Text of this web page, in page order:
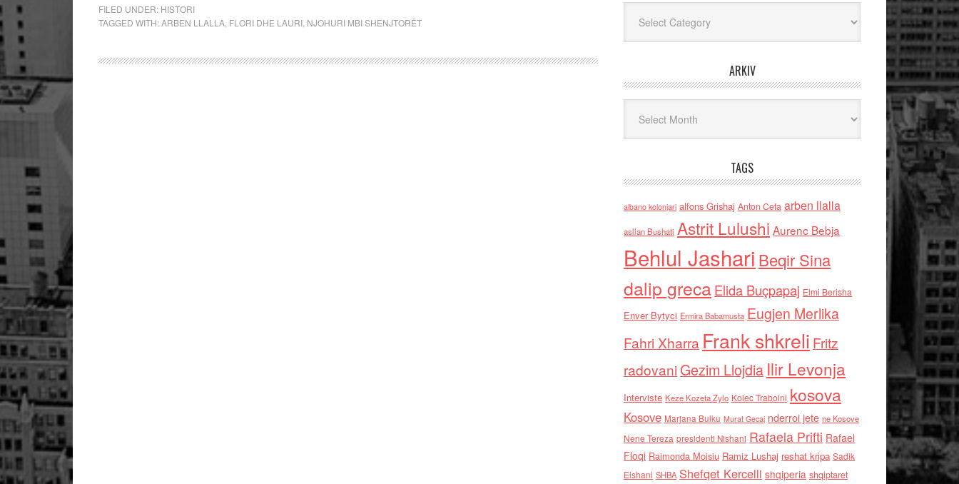
FILED UNDER: HISTORI
TAGGED WITH:ARBEN LLALLA FLORI DHE LAURI NJOHURI MBI SHENJTORËT
ARKIV
TAGS
albano kolonjari alfons Grishaj Anton Cefa arben llalla
asllan Bushati Astrit Lulushi Aurenc Bebja
Behlul Jashari Beqir Sina
dalip grecaElida Buçpapaj Elmi Berisha
Enver Bytyci Ermira Babamusta Eugjen Merlika
Fahri Xharra Frank shkreli Fritz
radovaniGezim Llojdia Ilir Levonja
Interviste Keze Kozeta Zylo Kolec Traboini kosova
Kosove Marjana Bulku Murat Gecaj nderroi jete ne Kosove
Nene Tereza presidenti Nishani Rafaela Prifti Rafael
Floqi Raimonda Moisiu Ramiz Lushaj reshat kripa Sadik
Elshani SHBA Shefqet Kercelli shqiperia shqiptaret